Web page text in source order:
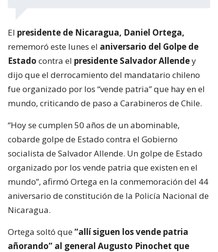
El presidente de Nicaragua, Daniel Ortega,
rememoró este lunes el aniversario del Golpe de
Estado contra el presidente Salvador Allendey
dijo que el derrocamiento del mandatario chileno
fue organizado por los “vende patria” que hay en el
mundo, criticando de paso a Carabineros de Chile.
“Hoy se cumplen 50 años de un abominable,
cobarde golpe de Estado contra el Gobierno
socialista de Salvador Allende. Un golpe de Estado
organizado por los vende patria que existen en el
mundo”, afirmó Ortega en la conmemoración del 44
aniversario de constitución de la Policía Nacional de
Nicaragua.
Ortega soltó que“allí siguen los vende patria
añorando” al general Augusto Pinochet que